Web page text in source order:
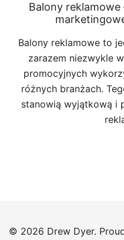
Balony
Balony reklamowe to
zarazem niezwykle
promocyjnych
różnych branżach.
stanowią wyjątkową i
© 2026 Drew Dyer.